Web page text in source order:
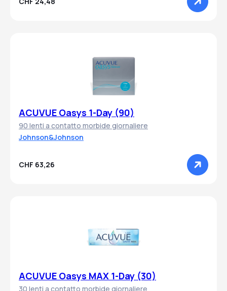
ACUVUE Oasys 1-Day (90)
90 lenti a contatto morbide giornaliere
Johnson&Johnson
CHF 63,26
ACUVUE Oasys MAX 1-Day (30)
30 lenti a contatto morbide giornaliere